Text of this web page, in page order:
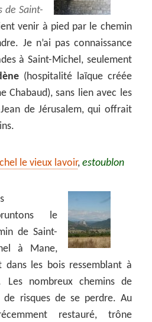
de Saint-
venir à pied par le chemin
Je n’ai pas connaissance
à Saint-Michel, seulement
(hospitalité laïque créée
Chabaud), sans lien avec les
de Jérusalem, qui offrait
le vieux lavoir,estoublon
le
de Saint-
à Mane,
dans les bois ressemblant à
Les nombreux chemins de
risques de se perdre. Au
restauré, trône